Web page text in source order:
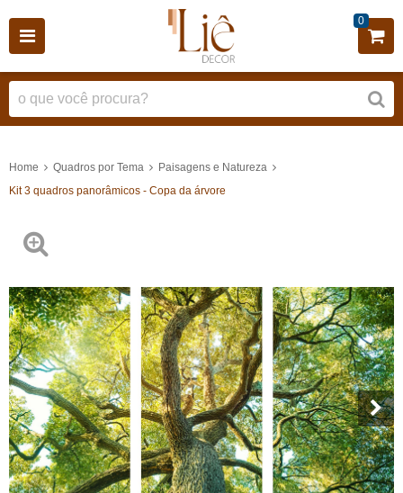
0
Home Quadros por Tema
Paisagens e Natureza
Kit 3 quadros panorâmicos - Copa da árvore